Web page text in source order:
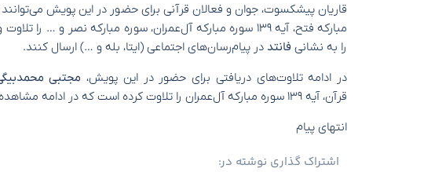
قاریان پیشکسوت، جوان و فعالان قرآنی برای حضور در این پویش می‌توانند
مبارکه فتح، آیه ۱۳۹ سوره مبارکه آل‌عمران، سوره مبارکه نصر و … را
را به نشانی فانتد در پیام‌رسان‌های اجتماعی (ایتا، بله و …) ارسال کنند.
در ادامه تلاوت‌های دریافتی برای حضور در این پویش، مجتبی
قرآن، آیه ۱۳۹ سوره مبارکه آل‌عمران را تلاوت کرده است که در ادامه مشاهده می‌کنید:
انتهای پیام
اشتراک گذاری نوشته در: